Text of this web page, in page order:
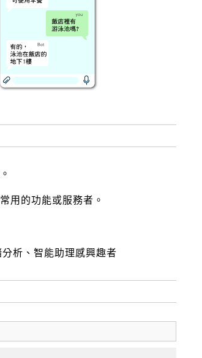
用的功能或服務者。
析、智能助理感興趣者